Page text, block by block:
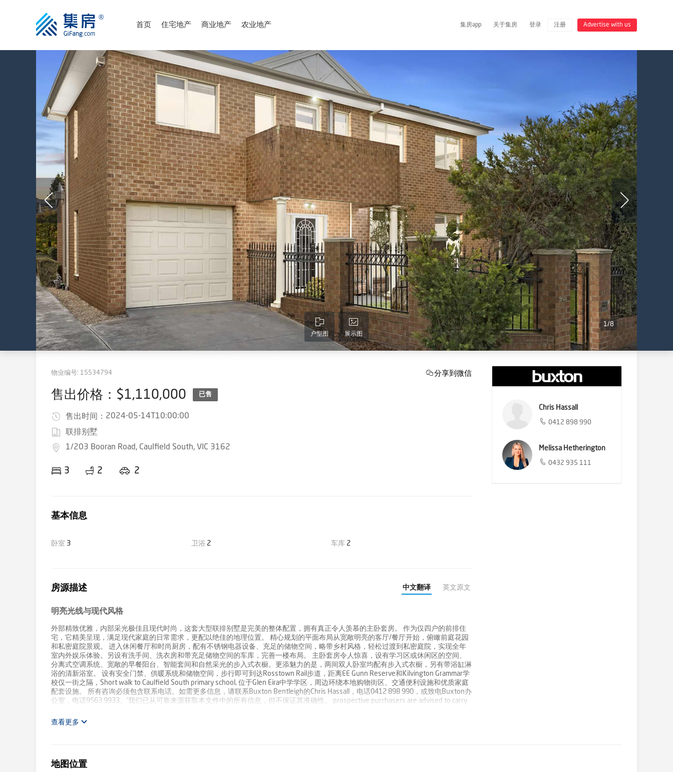
首页 住宅地产 商业地产 农业地产 集房app 关于集房 登录 注册 Advertise with us
户型图 展示图
1/8
物业编号: 15534794
售出价格：$1,110,000 已售
售出时间： 2024-05-14T10:00:00
联排别墅
1/203 Booran Road, Caulfield South, VIC 3162
3 2 2
分享到微信
基本信息
卧室 3 卫浴 2 车库 2
房源描述 中文翻译 英文原文
明亮光线与现代风格
外部精致优雅，内部采光极佳且现代时尚，这套大型联排别墅是完美的整体配置，拥有真正令人羡慕的主卧套房。 作为仅四户的前排住
宅，它精美呈现，满足现代家庭的日常需求，更配以绝佳的地理位置。 精心规划的平面布局从宽敞明亮的客厅/餐厅开始，俯瞰前庭花园
和私密庭院景观。 进入休闲餐厅和时尚厨房，配有不锈钢电器设备、充足的储物空间，略带乡村风格，轻松过渡到私密庭院，实现全年
室内外娱乐体验。另设有洗手间、洗衣房和带充足储物空间的车库，完善一楼布局。 主卧套房令人惊喜，设有学习区或休闲区的空间、
分离式空调系统、宽敞的早餐阳台、智能套间和自然采光的步入式衣橱。更添魅力的是，两间双人卧室均配有步入式衣橱，另有带浴缸淋
浴的清新浴室。 设有安全门禁、供暖系统和储物空间，步行即可到达Rosstown Rail步道，距离EE Gunn Reserve和Kilvington Grammar学
校仅一街之隔，Short walk to Caulfield South primary school, 位于Glen Eira中学学区，周边环绕本地购物街区、交通便利设施和优质家庭
配套设施。 所有咨询必须包含联系电话。如需更多信息，请联系Buxton Bentleigh的Chris Hassall，电话0412 898 990，或致电Buxton办
公室，电话9563 9933。'我们已从可靠来源获取本文件中的所有信息，但不保证其准确性。 prospective purchasers are advised to carry
查看更多
Chris Hassall
0412 898 990
Melissa Hetherington
0432 935 111
地图位置